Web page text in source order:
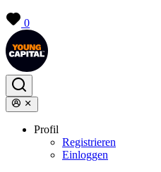
0
Profil
Registrieren
Einloggen